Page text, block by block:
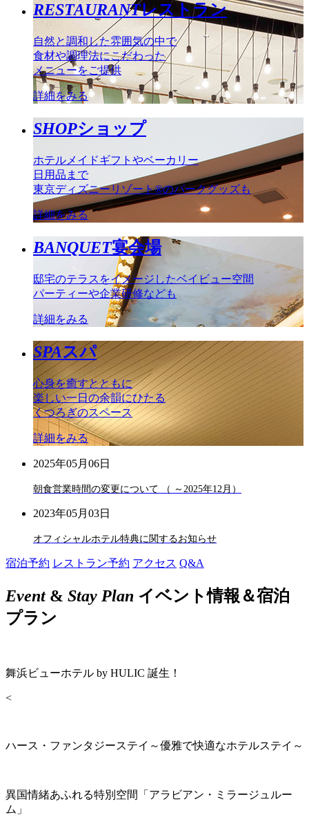
RESTAURANTレストラン
自然と調和した雰囲気の中で
食材や調理法にこだわった
メニューをご提供
詳細をみる
SHOPショップ
ホテルメイドギフトやベーカリー
日用品まで
東京ディズニーリゾート®のパークグッズも
詳細をみる
BANQUET宴会場
邸宅のテラスをイメージしたベイビュー空間
パーティーや企業研修なども
詳細をみる
SPAスパ
心身を癒すとともに
楽しい一日の余韻にひたる
くつろぎのスペース
詳細をみる
2025年05月06日
朝食営業時間の変更について （ ～2025年12月）
2023年05月03日
オフィシャルホテル特典に関するお知らせ
宿泊予約 レストラン予約 アクセス Q&A
Event& Stay Plan イベント情報＆宿泊
プラン
舞浜ビューホテル by HULIC 誕生！
<
ハース・ファンタジーステイ～優雅で快適なホテルステイ～
異国情緒あふれる特別空間「アラビアン・ミラージュルー
ム」